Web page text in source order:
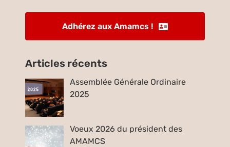
Adhérez aux Amamcs !
Articles récents
Assemblée Générale Ordinaire
2025
Voeux 2026 du président des
AMAMCS